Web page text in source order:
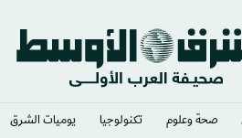
صحة وعلوم تكنولوجيا يوميات الشرق​